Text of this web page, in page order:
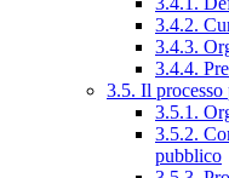
3.4.2.
3.4.3.
3.4.4.
3.5. Il processo
3.5.1.
3.5.2.
pubblico